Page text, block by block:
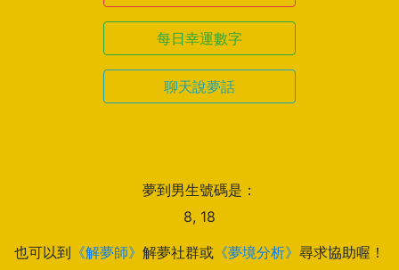
每日幸運數字
聊天說夢話
夢到男生號碼是：
8, 18
也可以到 《解夢師》 解夢社群或 《夢境分析》 尋求協助喔！